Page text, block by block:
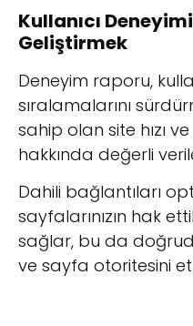
Kullanıcı
Geliştirmek
Deneyim raporu,
sıralamalarını
sahip olan site hızı
hakkında değerli
Dahili bağlantıları
sayfalarınızın hak
sağlar, bu da
ve sayfa otoritesini